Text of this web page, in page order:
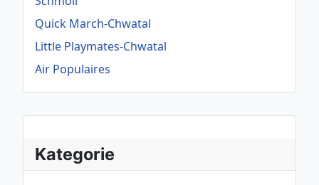
Kategorie
Quick March-Chwatal
Little Playmates-Chwatal
Air Populaires